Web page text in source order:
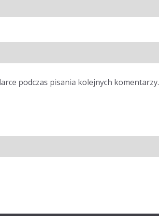
podczas pisania kolejnych komentarzy.